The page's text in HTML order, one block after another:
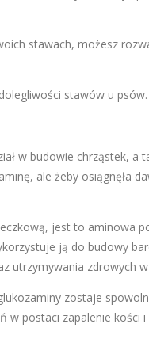
stawach, możesz
stawów u psów.
w budowie chrząstek, a
ale żeby osiągnęła
jest to aminowa
ją do budowy
utrzymywania zdrowych
zostaje
w postaci zapalenie kości i